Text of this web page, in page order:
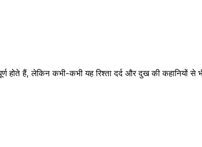
होते हैं, लेकिन कभी-कभी यह रिश्ता दर्द और दुख की कहानियों से